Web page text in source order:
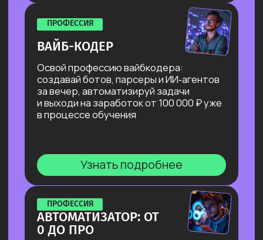
и разбираешься в каналах поиска
заказов.
Результат: готовые материалы
и стратегия поиска.
Берем учебные заказы
Выполняем учебные заказы
от университета, которые можно
выполнить без давления,
и уверенность.
Работаем с куратором
практики
Подбираем подходящие первые
реальные заказы, усиливаем
отклики, тренируем навык